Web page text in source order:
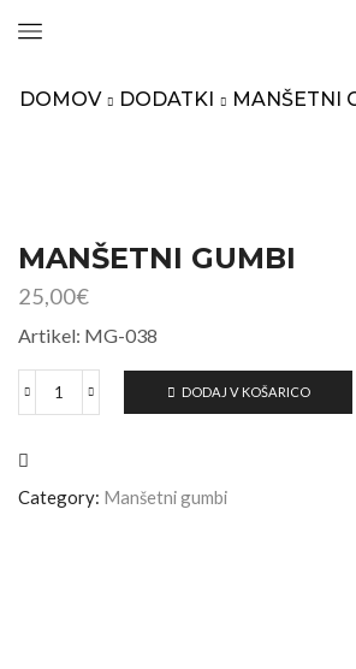
DOMOV DODATKI MANŠETNI
MANŠETNI GUMBI
25,00€
Artikel: MG-038
DODAJ V KOŠARICO
Category: Manšetni gumbi